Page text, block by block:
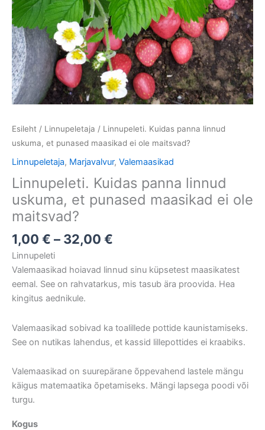
Esileht / Linnupeletaja / Linnupeleti. Kuidas panna linnud
uskuma, et punased maasikad ei ole maitsvad?
Linnupeletaja, Marjavalvur, Valemaasikad
Linnupeleti. Kuidas panna linnud
uskuma, et punased maasikad ei ole
maitsvad?
1,00 € – 32,00 €
Linnupeleti
Valemaasikad hoiavad linnud sinu küpsetest maasikatest
eemal. See on rahvatarkus, mis tasub ära proovida. Hea
kingitus aednikule.
Valemaasikad sobivad ka toalillede pottide kaunistamiseks.
See on nutikas lahendus, et kassid lillepottides ei kraabiks.
Valemaasikad on suurepärane õppevahend lastele mängu
käigus matemaatika õpetamiseks. Mängi lapsega poodi või
turgu.
Kogus